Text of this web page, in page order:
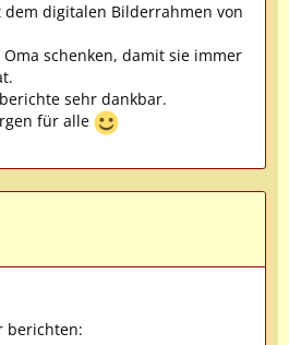
digitalen Bilderrahmen von
schenken, damit sie immer
sehr dankbar.
für alle
berichten: